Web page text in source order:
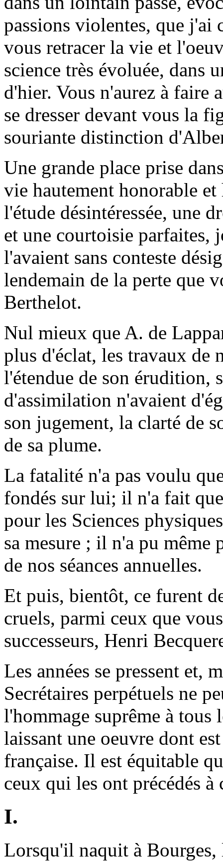
passions violentes, que
vous retracer la vie et
science très évoluée, dans
d'hier. Vous n'aurez à faire
se dresser devant vous la
souriante distinction
Une grande place prise
vie hautement honorable et
l'étude désintéressée, une
et une courtoisie parfaites,
l'avaient sans conteste
lendemain de la perte que
Berthelot.
Nul mieux que A. de
plus d'éclat, les travaux de
l'étendue de son érudition,
d'assimilation n'avaient
son jugement, la clarté de
de sa plume.
La fatalité n'a pas voulu
fondés sur lui; il n'a fait
pour les Sciences
sa mesure ; il n'a pu même
de nos séances annuelles.
Et puis, bientôt, ce furent
cruels, parmi ceux que
successeurs, Henri
Les années se pressent et,
Secrétaires perpétuels ne
l'hommage suprême à
laissant une oeuvre dont
française. Il est équitable
ceux qui les ont précédés à
I.
Lorsqu'il naquit à